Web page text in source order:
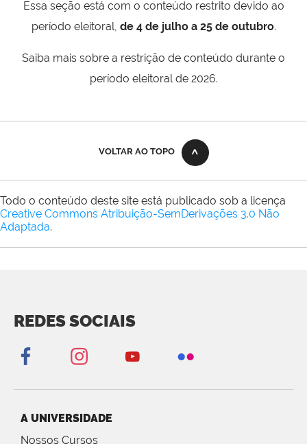
Essa seção está com o conteúdo restrito devido ao
período eleitoral, de 4 de julho a 25 de outubro.
Saiba mais sobre a restrição de conteúdo durante o
período eleitoral de 2026.
VOLTAR AO TOPO
Todo o conteúdo deste site está publicado sob a licença
Creative Commons Atribuição-SemDerivações 3.0 Não
Adaptada.
REDES SOCIAIS
A UNIVERSIDADE
Nossos Cursos